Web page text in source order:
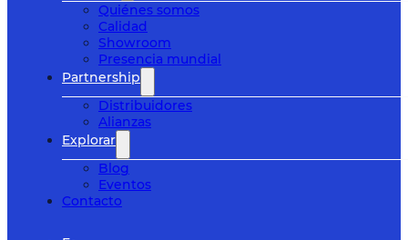
Quiénes somos
Calidad
Showroom
Presencia mundial
Partnership
Distribuidores
Alianzas
Explorar
Blog
Eventos
Contacto